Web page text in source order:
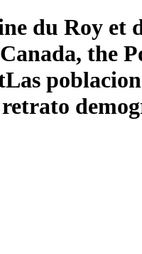
du Roy et
the
Las